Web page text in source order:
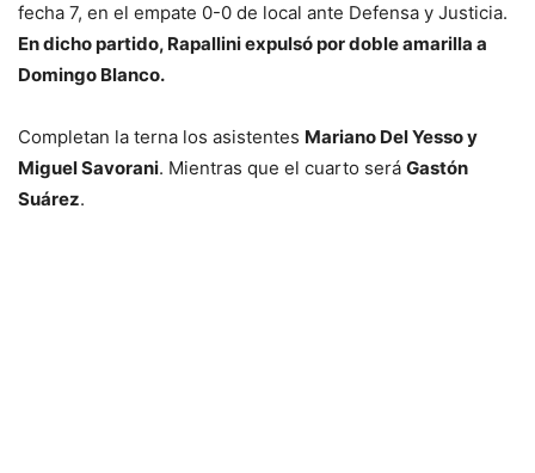
fecha 7, en el empate 0-0 de local ante Defensa y Justicia.
En dicho partido, Rapallini expulsó por doble amarilla a
Domingo Blanco.
Completan la terna los asistentes Mariano Del Yesso y
Miguel Savorani. Mientras que el cuarto será Gastón
Suárez.